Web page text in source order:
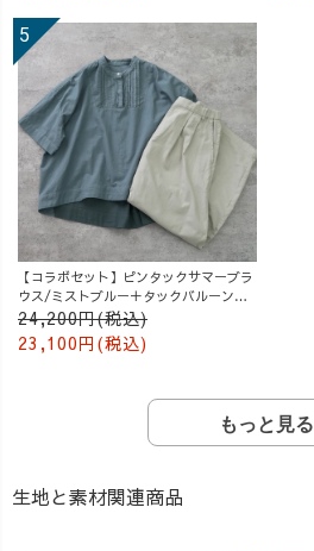
【コラボセット】ピンタックサマーブラ
ウス/ミストブルー＋タックバルーンパ
ンツ/グレージュ
24,200円(税込)
23,100円(税込)
もっと見る
生地と素材関連商品